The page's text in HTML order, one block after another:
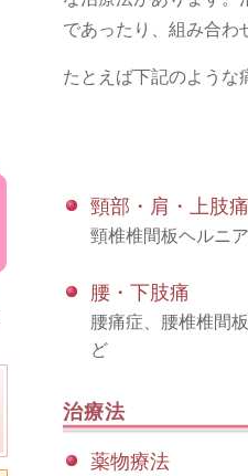
であったり、組み合わ
たとえば下記のような
頸部・肩・上肢痛
頸椎椎間板ヘルニ
腰・下肢痛
腰痛症、腰椎椎間
ど
治療法
薬物療法